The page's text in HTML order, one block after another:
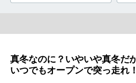
真冬なのに？いやいや真冬だ
いつでもオープンで突っ走れ！